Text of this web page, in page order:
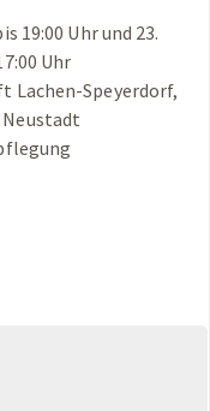
19:00 Uhr und 23.
Uhr
La­chen-Spey­er­dorf,
Neu­stadt